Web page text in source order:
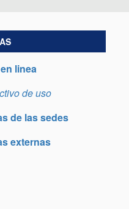
linea
de uso
de las sedes
externas